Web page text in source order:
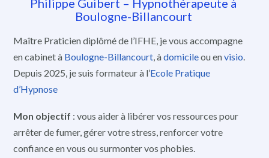
Philippe Guibert – Hypnothérapeute à
Boulogne-Billancourt
Maître Praticien diplômé de l’IFHE, je vous accompagne
en cabinet à Boulogne-Billancourt, àdomicileou envisio.
Depuis 2025, je suis formateur à l’Ecole Pratique
d’Hypnose
Mon objectif : vous aider à libérer vos ressources pour
arrêter de fumer, gérer votre stress, renforcer votre
confiance en vous ou surmonter vos phobies.